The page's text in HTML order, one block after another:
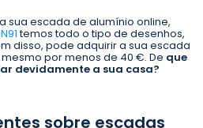
sua escada de alumínio online,
temos todo o tipo de desenhos,
disso, pode adquirir a sua escada
por menos de 40 €. De que
devidamente a sua casa?
sobre escadas